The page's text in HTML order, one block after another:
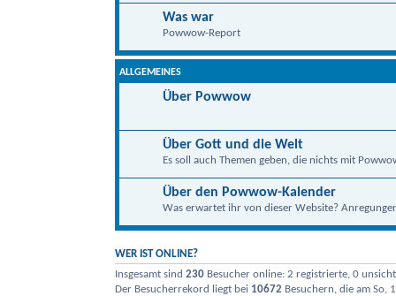
Was war
Powwow-Report
ALLGEMEINES
Über Powwow
Über Gott und die Welt
Es soll auch Themen geben, die nichts mit
Über den Powwow-Kalender
Was erwartet ihr von dieser Website?
WER IST ONLINE?
Insgesamt sind 230 Besucher online: 2 registrierte, 0
Der Besucherrekord liegt bei 10672 Besuchern, die am So,